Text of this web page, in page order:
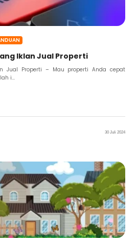
Iklan Jual Properti
Jual Properti – Mau properti Anda cepat
i...
30 Juli 2024